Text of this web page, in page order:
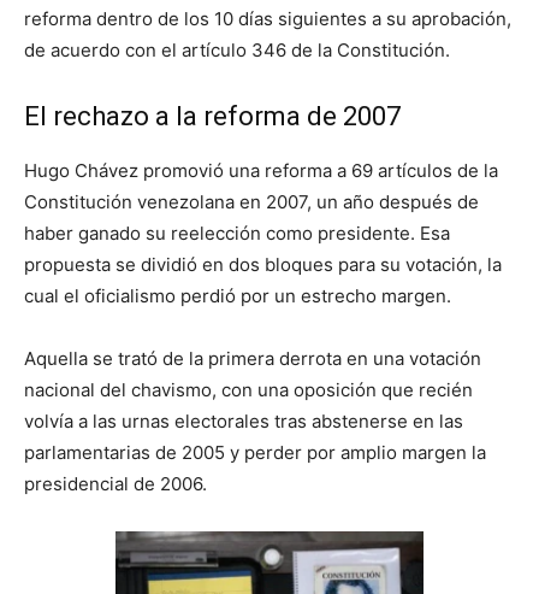
reforma dentro de los 10 días siguientes a su aprobación,
de acuerdo con el artículo 346 de la Constitución.
El rechazo a la reforma de 2007
Hugo Chávez promovió una reforma a 69 artículos de la
Constitución venezolana en 2007, un año después de
haber ganado su reelección como presidente. Esa
propuesta se dividió en dos bloques para su votación, la
cual el oficialismo perdió por un estrecho margen.
Aquella se trató de la primera derrota en una votación
nacional del chavismo, con una oposición que recién
volvía a las urnas electorales tras abstenerse en las
parlamentarias de 2005 y perder por amplio margen la
presidencial de 2006.